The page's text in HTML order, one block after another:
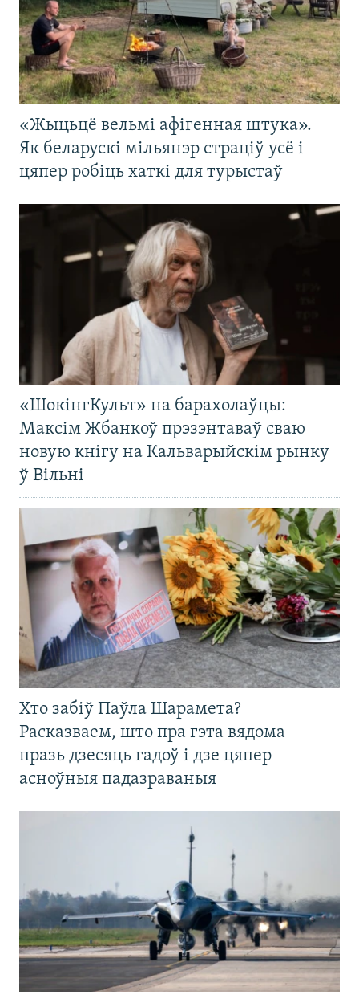
«Жыцьцё вельмі афігенная штука».
Як беларускі мільянэр страціў усё і
цяпер робіць хаткі для турыстаў
«ШокінгКульт» на барахолаўцы:
Максім Жбанкоў прэзэнтаваў сваю
новую кнігу на Кальварыйскім рынку
ў Вільні
Хто забіў Паўла Шарамета?
Расказваем, што пра гэта вядома
празь дзесяць гадоў і дзе цяпер
асноўныя падазраваныя